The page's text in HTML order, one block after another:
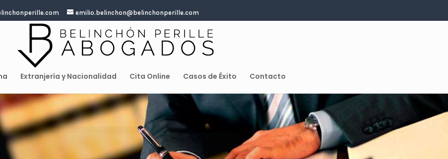
emilio.belinchon@belinchonperille.com
Extranjería y Nacionalidad Cita Online Casos de Éxito Contacto